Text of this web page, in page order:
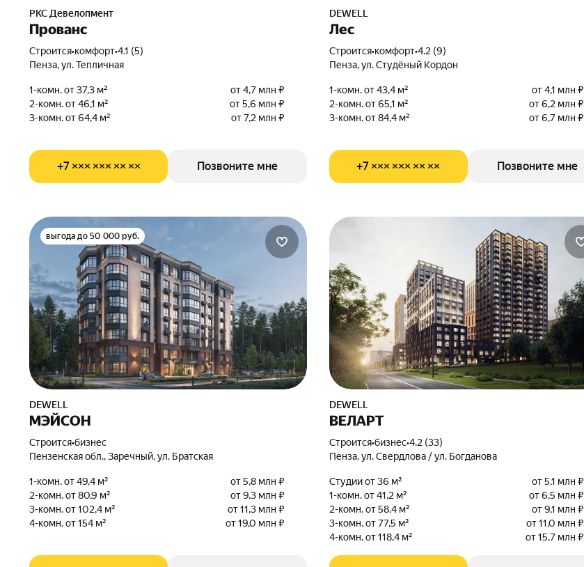
РКС Девелопмент
Прованс
Строится•комфорт•4.1 (5)
Пенза, ул. Тепличная
1-комн. от 37,3 м²
от 4,7 млн ₽
2-комн. от 46,1 м²
от 5,6 млн ₽
3-комн. от 64,4 м²
от 7,2 млн ₽
+7 ××× ××× ×× ×× Позвоните мне
DEWELL
Лес
Строится•комфорт•4.2 (9)
Пенза, ул. Студёный Кордон
1-комн. от 43,4 м²
от 4,1 млн ₽
2-комн. от 65,1 м²
от 6,2 млн ₽
3-комн. от 84,4 м²
от 6,7 млн ₽
+7 ××× ××× ×× ×× Позвоните мне
выгода до 50 000 руб.
DEWELL
МЭЙСОН
Строится•бизнес
Пензенская обл., Заречный, ул. Братская
1-комн. от 49,4 м²
от 5,8 млн ₽
2-комн. от 80,9 м²
от 9,3 млн ₽
3-комн. от 102,4 м²
от 11,3 млн ₽
4-комн. от 154 м²
от 19,0 млн ₽
DEWELL
ВЕЛАРТ
Строится•бизнес•4.2 (33)
Пенза, ул. Свердлова / ул. Богданова
Студии от 36 м²
от 5,1 млн ₽
1-комн. от 41,2 м²
от 6,5 млн ₽
2-комн. от 58,4 м²
от 9,1 млн ₽
3-комн. от 77,5 м²
от 11,0 млн ₽
4-комн. от 118,4 м²
от 15,7 млн ₽